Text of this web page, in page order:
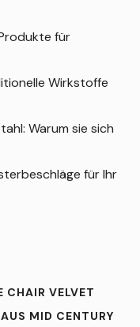
für
Wirkstoffe
Warum sie sich
für Ihr
CHAIR VELVET
MID CENTURY